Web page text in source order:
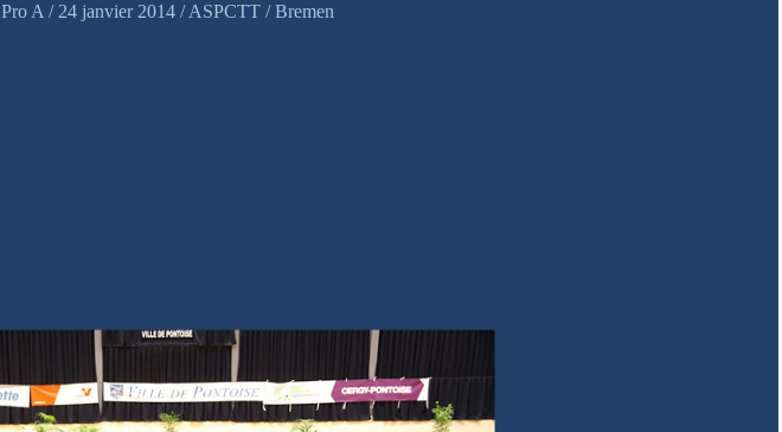
Pro A / 24 janvier 2014 / ASPCTT / Bremen